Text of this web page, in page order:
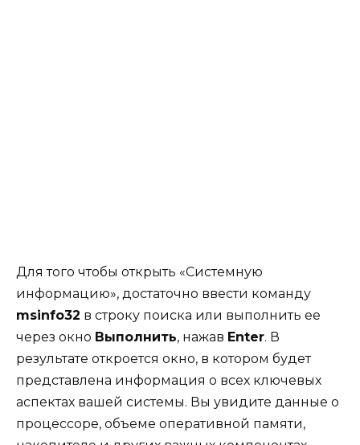
Для того чтобы открыть «Системную
информацию», достаточно ввести команду
msinfo32 в строку поиска или выполнить ее
через окно Выполнить, нажав Enter. В
результате откроется окно, в котором будет
представлена информация о всех ключевых
аспектах вашей системы. Вы увидите данные о
процессоре, объеме оперативной памяти,